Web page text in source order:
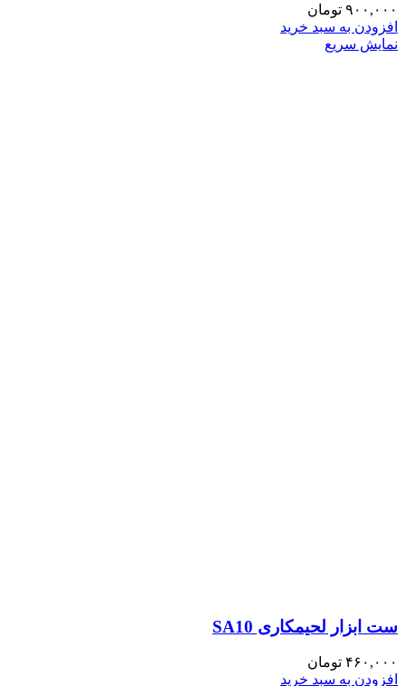
۹۰۰,۰۰۰ تومان
افزودن به سبد خرید
نمایش سریع
ست ابزار لحیمکاری SA10
۴۶۰,۰۰۰ تومان
افزودن به سبد خرید